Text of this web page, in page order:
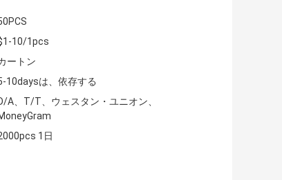
10/1pcs
ートン
10daysは、依存する
A、T/T、ウェスタン・ユニオン、
1日